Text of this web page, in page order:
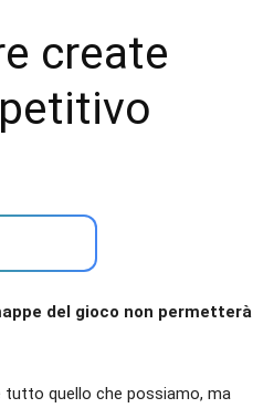
create
del gioco non permetterà
tutto quello che possiamo, ma